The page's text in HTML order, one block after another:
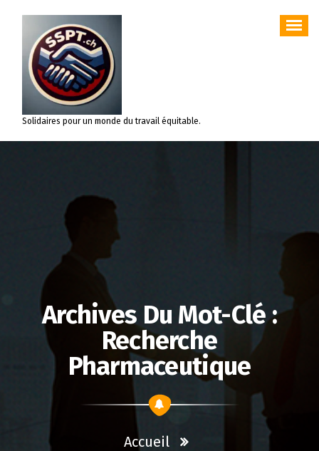
contenu
Solidaires pour un monde du travail équitable.
Archives Du Mot-Clé :
Recherche
Pharmaceutique
Accueil